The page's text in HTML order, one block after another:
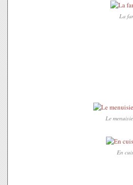
La
Le
En